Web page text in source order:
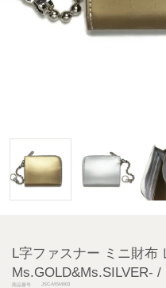
L字ファスナー ミニ財布
Ms.GOLD&Ms.SILVER-
商品番号 JSC-MSM003